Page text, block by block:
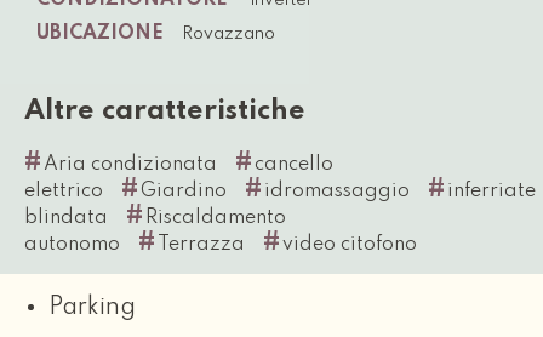
UBICAZIONE Rovazzano
Altre caratteristiche
# Aria condizionata # cancello
elettrico
# Giardino # idromassaggio # inferriate
blindata
# Riscaldamento
autonomo
# Terrazza #video citofono
Parking